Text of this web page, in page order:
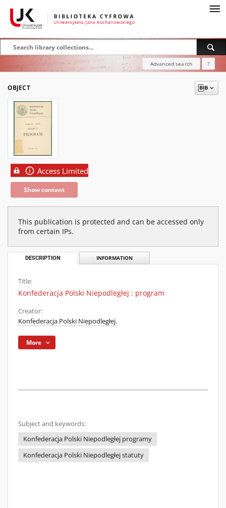
Advanced search ?
OBJECT
Access Limited
Show content
This publication is protected and can be accessed only
from certain IPs.
DESCRIPTION INFORMATION
Title:
Konfederacja Polski Niepodległej : program
Creator:
Konfederacja Polski Niepodległej.
More
Subject and keywords:
Konfederacja Polski Niepodległej programy
Konfederacja Polski Niepodległej statuty